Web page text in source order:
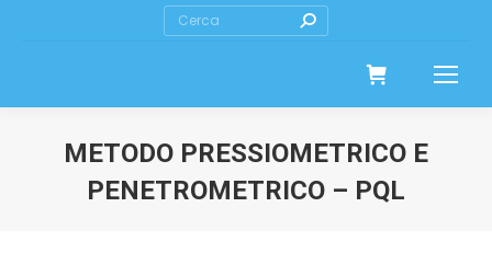
Cerca
METODO PRESSIOMETRICO E
PENETROMETRICO – PQL